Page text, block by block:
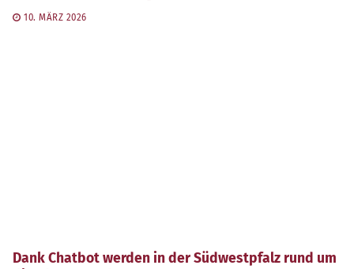
10. MÄRZ 2026
Dank Chatbot werden in der Südwestpfalz rund um